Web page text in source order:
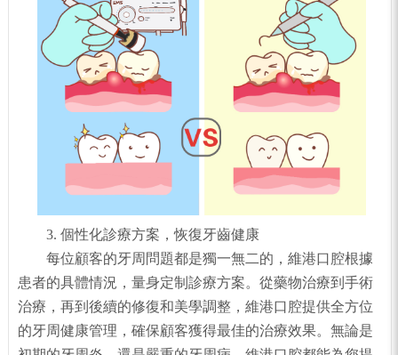
3. 個性化診療方案，恢復牙齒健康
每位顧客的牙周問題都是獨一無二的，維港口腔根據
患者的具體情況，量身定制診療方案。從藥物治療到手術
治療，再到後續的修復和美學調整，維港口腔提供全方位
的牙周健康管理，確保顧客獲得最佳的治療效果。無論是